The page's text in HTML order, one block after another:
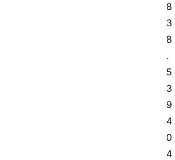
8
3
8
.
5
3
9
4
0
4